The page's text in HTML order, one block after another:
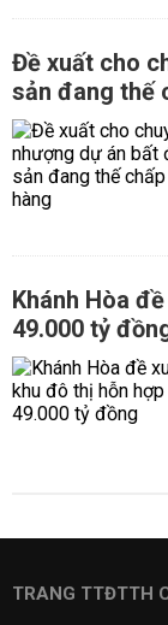
Đề xuất cho
sản đang thế
Khánh Hòa
49.000 tỷ
TRANG TTĐTTH